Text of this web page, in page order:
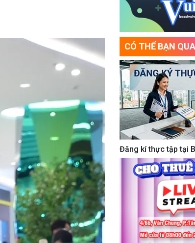
CÓ THỂ BẠN
Đăng kí thực tập tại